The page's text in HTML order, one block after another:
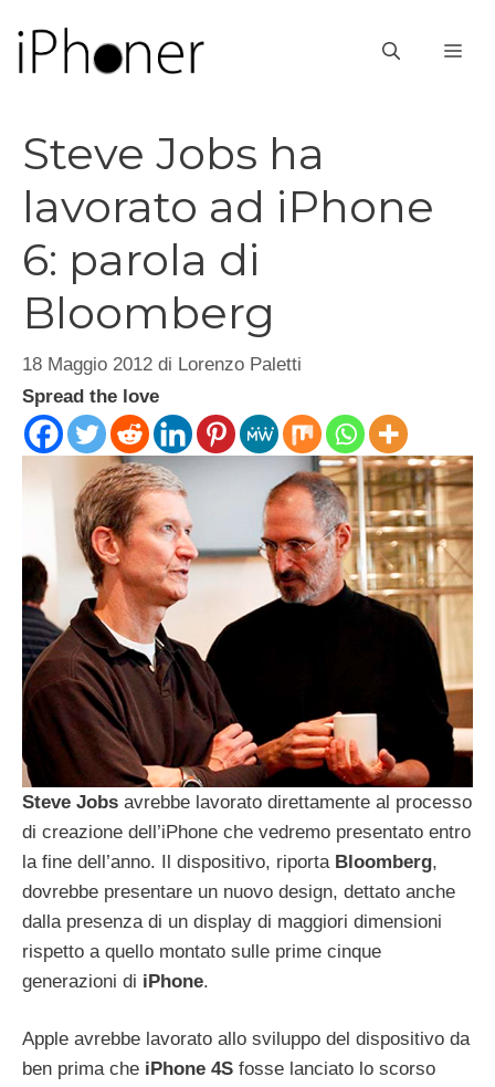
contenuto
Steve Jobs ha
lavorato ad iPhone
6: parola di
Bloomberg
18 Maggio 2012 di Lorenzo Paletti
Spread the love
Steve Jobs avrebbe lavorato direttamente al processo
di creazione dell’iPhone che vedremo presentato entro
la fine dell’anno. Il dispositivo, riporta Bloomberg,
dovrebbe presentare un nuovo design, dettato anche
dalla presenza di un display di maggiori dimensioni
rispetto a quello montato sulle prime cinque
generazioni di iPhone.
Apple avrebbe lavorato allo sviluppo del dispositivo da
ben prima che iPhone 4S fosse lanciato lo scorso